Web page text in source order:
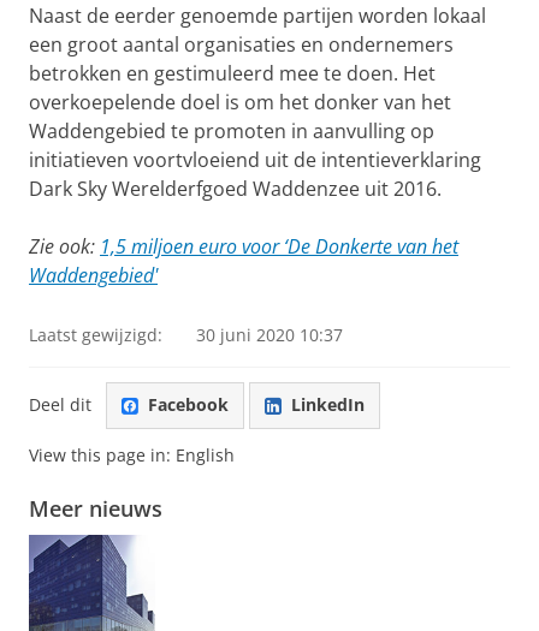
Naast de eerder genoemde partijen worden lokaal
een groot aantal organisaties en ondernemers
betrokken en gestimuleerd mee te doen. Het
overkoepelende doel is om het donker van het
Waddengebied te promoten in aanvulling op
initiatieven voortvloeiend uit de intentieverklaring
Dark Sky Werelderfgoed Waddenzee uit 2016.
Zie ook: 1,5 miljoen euro voor ‘De Donkerte van het
Waddengebied'
Laatst gewijzigd: 30 juni 2020 10:37
Deel dit Facebook LinkedIn
View this page in: English
Meer nieuws